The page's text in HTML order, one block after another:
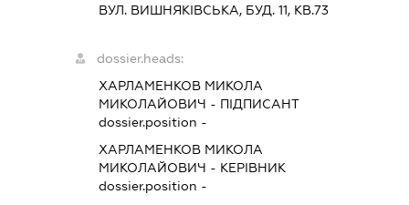
ВУЛ. ВИШНЯКІВСЬКА, БУД. 11, КВ.73
dossier.heads:
ХАРЛАМЕНКОВ МИКОЛА
МИКОЛАЙОВИЧ - ПІДПИСАНТ
dossier.position -
ХАРЛАМЕНКОВ МИКОЛА
МИКОЛАЙОВИЧ - КЕРІВНИК
dossier.position -